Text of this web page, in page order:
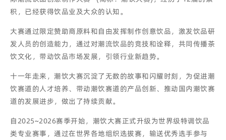
积，已经获得饮品业及大众的认知。
大赛通过限定赞助商原料和自由发挥制作创意饮品，激发饮品研
发人员的创造能力，通过对潮流饮品的竞技和诠释，共同传播茶
饮文化，带动饮品市场发展，引领行业新趋势。
十一年走来，潮饮大赛沉淀了无数的故事和闪耀时刻，为促进潮
饮赛道的人才培养、带动潮饮赛道的产品创新、推动国内潮饮赛
道的发展进步，做出了持续贡献。
自2025~2026赛季开始，潮饮大赛正式升级为世界级特调饮品
类专业赛事，通过在世界各地组织选拔赛，输送优秀选手参与